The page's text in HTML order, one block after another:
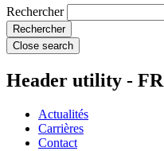
Rechercher
Close search
Header utility - FR
Actualités
Carrières
Contact